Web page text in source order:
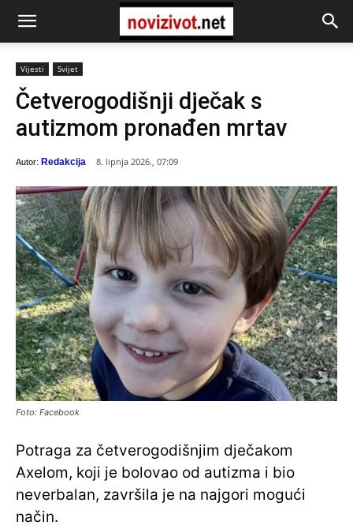
Vijesti Svijet
Četverogodišnji dječak s
autizmom pronađen mrtav
Autor: Redakcija 8. lipnja 2026., 07:09
Foto: Facebook
Potraga za četverogodišnjim dječakom
Axelom, koji je bolovao od autizma i bio
neverbalan, završila je na najgori mogući
način.